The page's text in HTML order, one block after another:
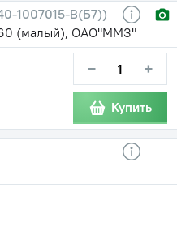
1007015-В(Б7))
(малый), ОАО"ММЗ"
− +
Купить